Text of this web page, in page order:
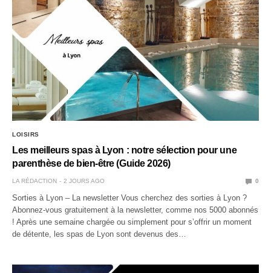
LOISIRS
Les meilleurs spas à Lyon : notre sélection pour une
parenthèse de bien-être (Guide 2026)
LA RÉDACTION 2 JOURS AGO 0
Sorties à Lyon – La newsletter Vous cherchez des sorties à Lyon ?
Abonnez-vous gratuitement à la newsletter, comme nos 5000 abonnés
! Après une semaine chargée ou simplement pour s’offrir un moment
de détente, les spas de Lyon sont devenus des…